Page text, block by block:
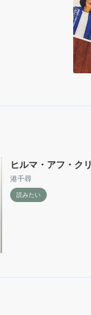
次は『「イスラエル
が暗くなりながら、
く、それでも、ペー
ヒルマ・アフ・ク
港千尋
読みたい